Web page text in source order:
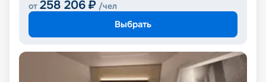
от 258 206 ₽ /чел
Выбрать